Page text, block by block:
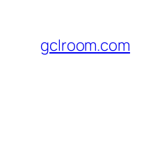
content
gclroom.com